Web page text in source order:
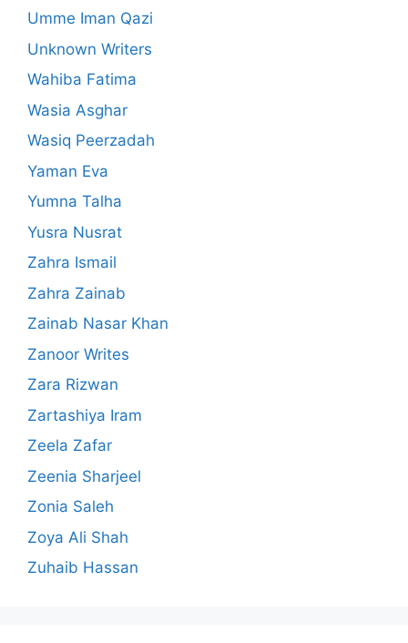
Umme Iman Qazi
Unknown Writers
Wahiba Fatima
Wasia Asghar
Wasiq Peerzadah
Yaman Eva
Yumna Talha
Yusra Nusrat
Zahra Ismail
Zahra Zainab
Zainab Nasar Khan
Zanoor Writes
Zara Rizwan
Zartashiya Iram
Zeela Zafar
Zeenia Sharjeel
Zonia Saleh
Zoya Ali Shah
Zuhaib Hassan